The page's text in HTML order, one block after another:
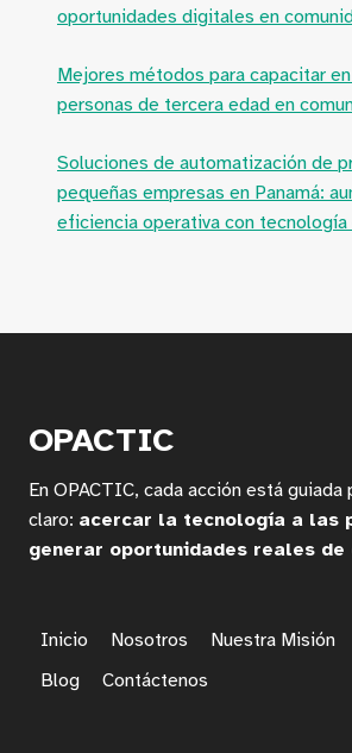
oportunidades digitales en
Mejores métodos para capacitar
personas de tercera edad en
Soluciones de automatización de
pequeñas empresas en Panamá:
eficiencia operativa con tecnología
OPACTIC
En OPACTIC, cada acción está
claro: acercar la tecnología a las
generar oportunidades reales de
Inicio Nosotros Nuestra Misión
Blog
Contáctenos